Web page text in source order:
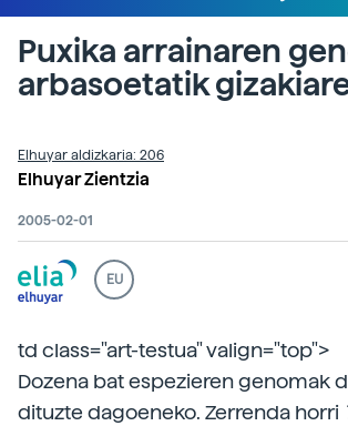
Puxika arrainaren
arbasoetatik
Elhuyar aldizkaria: 206
Elhuyar Zientzia
2005-02-01
EU
td class="art-testua" valign="top">
Dozena bat espezieren genomak
dituzte dagoeneko. Zerrenda horri